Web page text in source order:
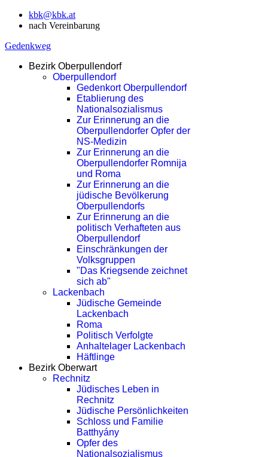
kbk@kbk.at
nach Vereinbarung
Gedenkweg
Bezirk Oberpullendorf
Oberpullendorf
Gedenkort Oberpullendorf
Etablierung des
Nationalsozialismus
Zur Erinnerung an die
Oberpullendorfer Opfer der
NS-Medizin
Zur Erinnerung an die
Oberpullendorfer Romnija
und Roma
Zur Erinnerung an die
jüdische Bevölkerung
Oberpullendorfs
Zur Erinnerung an die
politisch Verhafteten aus
Oberpullendorf
Einschränkungen der
Volksgruppen
"Das Kriegsende zeichnet
sich ab"
Lackenbach
Jüdische Gemeinde
Lackenbach
Roma
Politisch Verfolgte
Anhaltelager Lackenbach
Häftlinge
Bezirk Oberwart
Rechnitz
Jüdisches Leben in
Rechnitz
Jüdische Persönlichkeiten
Schloss und Familie
Batthyány
Opfer des
Nationalsozialismus